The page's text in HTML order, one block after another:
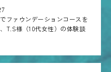
ファウンデーションコースを
T.S様（10代女性）の体験談